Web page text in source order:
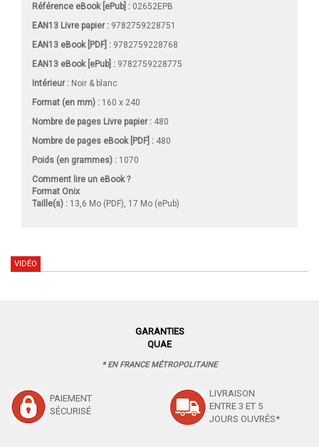
Référence eBook [ePub] : 02652EPB
EAN13 Livre papier : 9782759228751
EAN13 eBook [PDF] : 9782759228768
EAN13 eBook [ePub] : 9782759228775
Intérieur : Noir & blanc
Format (en mm) : 160 x 240
Nombre de pages Livre papier: 480
Nombre de pages eBook [PDF] : 480
Poids (en grammes) : 1070
Comment lire un eBook ?
Format Onix
Taille(s) : 13,6 Mo (PDF), 17 Mo (ePub)
VIDÉO
GARANTIES
QUAE
* EN FRANCE MÉTROPOLITAINE
PAIEMENT
SÉCURISÉ
LIVRAISON
ENTRE 3 ET 5
JOURS OUVRÉS*